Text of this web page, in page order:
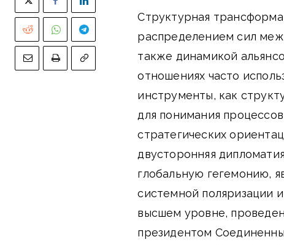
Структурная
распределением сил
также динамикой
отношениях часто
инструменты, как
для понимания
стратегических
двусторонняя
глобальную гегемонию,
системной поляризации
высшем уровне,
президентом